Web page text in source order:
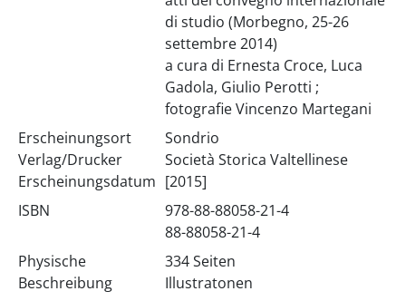
di studio (Morbegno, 25-26
settembre 2014)
a cura di Ernesta Croce, Luca
Gadola, Giulio Perotti ;
fotografie Vincenzo Martegani
Erscheinungsort
Verlag/Drucker
Erscheinungsdatum
Sondrio
Società Storica Valtellinese
[2015]
ISBN
978-88-88058-21-4
88-88058-21-4
Physische
Beschreibung
334 Seiten
Illustratonen